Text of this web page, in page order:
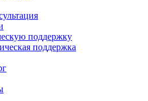
поддержку
поддержка